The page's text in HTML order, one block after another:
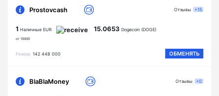
Prostovcash
1 Наличные EUR
от 10000
15.0653 Dogecoin (DOGE)
Резерв 142 448 000 ОБМЕНЯТЬ
Отзывы +15
BlaBlaMoney Отзывы +0